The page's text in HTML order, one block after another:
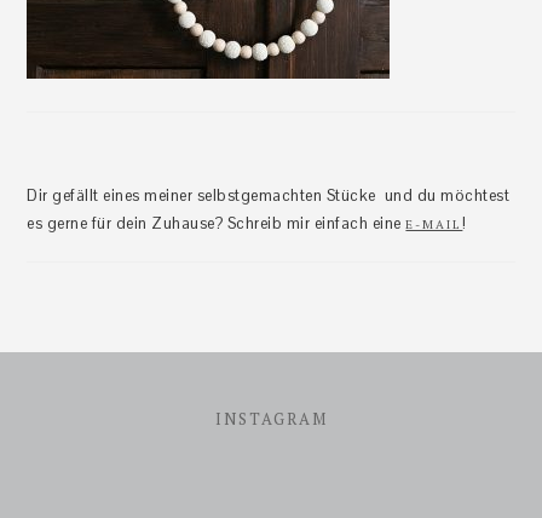
Dir gefällt eines meiner selbstgemachten Stücke und du möchtest
es gerne für dein Zuhause? Schreib mir einfach eineE-MAIL!
INSTAGRAM